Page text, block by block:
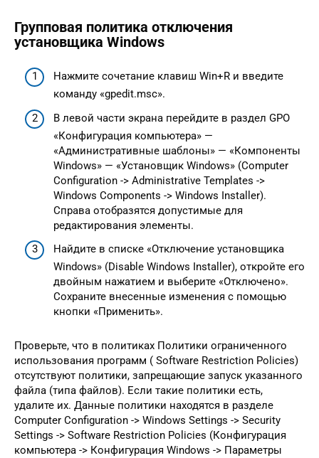
Групповая политика отключения
установщика Windows
Нажмите сочетание клавиш Win+R и введите
команду «gpedit.msc».
В левой части экрана перейдите в раздел GPO
«Конфигурация компьютера» —
«Административные шаблоны» — «Компоненты
Windows» — «Установщик Windows» (Computer
Configuration -> Administrative Templates ->
Windows Components -> Windows Installer).
Справа отобразятся допустимые для
редактирования элементы.
Найдите в списке «Отключение установщика
Windows» (Disable Windows Installer), откройте его
двойным нажатием и выберите «Отключено».
Сохраните внесенные изменения с помощью
кнопки «Применить».
Проверьте, что в политиках Политики ограниченного
использования программ ( Software Restriction Policies)
отсутствуют политики, запрещающие запуск указанного
файла (типа файлов). Если такие политики есть,
удалите их. Данные политики находятся в разделе
Computer Configuration -> Windows Settings -> Security
Settings -> Software Restriction Policies (Конфигурация
компьютера -> Конфигурация Windows -> Параметры